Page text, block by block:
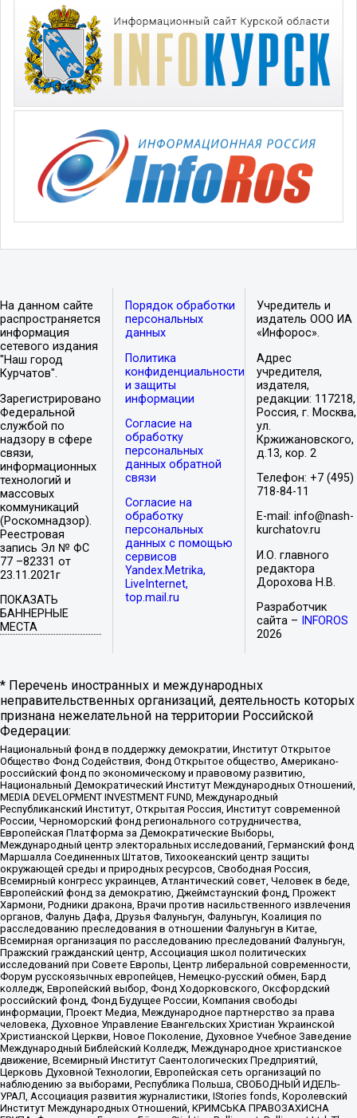
На данном сайте
распространяется
информация
сетевого издания
"Наш город
Курчатов".
Зарегистрировано
Федеральной
службой по
надзору в сфере
связи,
информационных
технологий и
массовых
коммуникаций
(Роскомнадзор).
Реестровая
запись Эл № ФС
77 –82331 от
23.11.2021г
ПОКАЗАТЬ
БАННЕРНЫЕ
МЕСТА
Порядок обработки
персональных
данных
Политика
конфиденциальности
и защиты
информации
Согласие на
обработку
персональных
данных обратной
связи
Согласие на
обработку
персональных
данных с помощью
сервисов
Yandex.Metrika,
LiveInternet,
top.mail.ru
Учредитель и
издатель ООО ИА
«Инфорос».
Адрес
учредителя,
издателя,
редакции: 117218,
Россия, г. Москва,
ул.
Кржижановского,
д.13, кор. 2
Телефон: +7 (495)
718-84-11
E-mail: info@nash-
kurchatov.ru
И.О. главного
редактора
Дорохова Н.В.
Разработчик
сайта –
INFOROS
2026
* Перечень иностранных и международных
неправительственных организаций, деятельность которых
признана нежелательной на территории Российской
Федерации:
Национальный фонд в поддержку демократии, Институт Открытое
Общество Фонд Содействия, Фонд Открытое общество, Американо-
российский фонд по экономическому и правовому развитию,
Национальный Демократический Институт Международных Отношений,
MEDIA DEVELOPMENT INVESTMENT FUND, Международный
Республиканский Институт, Открытая Россия, Институт современной
России, Черноморский фонд регионального сотрудничества,
Европейская Платформа за Демократические Выборы,
Международный центр электоральных исследований, Германский фонд
Маршалла Соединенных Штатов, Тихоокеанский центр защиты
окружающей среды и природных ресурсов, Свободная Россия,
Всемирный конгресс украинцев, Атлантический совет, Человек в беде,
Европейский фонд за демократию, Джеймстаунский фонд, Прожект
Хармони, Родники дракона, Врачи против насильственного извлечения
органов, Фалунь Дафа, Друзья Фалуньгун, Фалуньгун, Коалиция по
расследованию преследования в отношении Фалуньгун в Китае,
Всемирная организация по расследованию преследований Фалуньгун,
Пражский гражданский центр, Ассоциация школ политических
исследований при Совете Европы, Центр либеральной современности,
Форум русскоязычных европейцев, Немецко-русский обмен, Бард
колледж, Европейский выбор, Фонд Ходорковского, Оксфордский
российский фонд, Фонд Будущее России, Компания свободы
информации, Проект Медиа, Международное партнерство за права
человека, Духовное Управление Евангельских Христиан Украинской
Христианской Церкви, Новое Поколение, Духовное Учебное Заведение
Международный Библейский Колледж, Международное христианское
движение, Всемирный Институт Саентологических Предприятий,
Церковь Духовной Технологии, Европейская сеть организаций по
наблюдению за выборами, Республика Польша, СВОБОДНЫЙ ИДЕЛЬ-
УРАЛ, Ассоциация развития журналистики, IStories fonds, Королевский
Институт Международных Отношений, КРИМСЬКА ПРАВОЗАХИСНА